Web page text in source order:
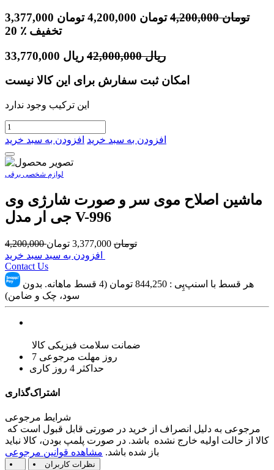
3,377,000 تومان 4,200,000تومان 4,200,000 تومان
20
٪ تخفیف
33,770,000 ریال 42,000,000 ریال
امکان ثبت سفارش برای این کالا نیست
این ترکیب وجود ندارد
افزودن به سبد خرید افزودن به سبد خرید
لوازم شخصی برقی
ماشین اصلاح موی سر و صورت شارژی وی
جی ار مدل V-996
4,200,000 تومان 3,377,000 تومان
Contact Us
هر قسط با اسنپ‌پِی : 844,250
تومان (4 قسط ماهانه. بدون
سود، چک و ضامن)
ضمانت سلامت فیزیکی کالا
7 روز مهلت مرجوعی
حداکثر 4 روز کاری
اشتراک‌گذاری
شرایط مرجوعی
کالا از حالت اولیه خارج نشده باشد. در صورت پلمپ بودن، کالا نباید
باز شده باشد. مشاهده قوانین مرجوعی
نظرات کاربران